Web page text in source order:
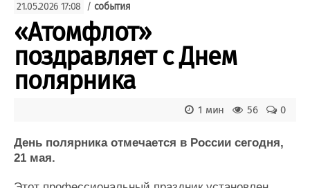
Судоходство
Судоремонт
События
Порты
Рыболовство
ВМФ
Образование
Судостроение
Пульс
Новости
Торговая площадка
Продажа флота
21.05.2026 17:08 / события
«Атомфлот»
поздравляет с Днем
полярника
0
56
1 мин
День полярника отмечается в России сегодня,
21 мая.